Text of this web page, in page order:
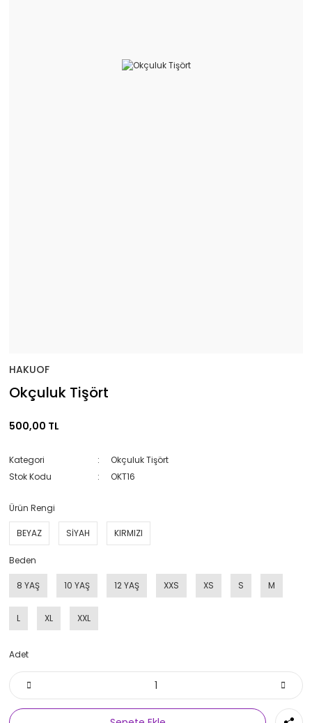
HAKUOF
Okçuluk Tişört
500,00 TL
Kategori
Okçuluk Tişört
Stok Kodu
OKT16
Ürün Rengi
BEYAZ SİYAH KIRMIZI
Beden
8 YAŞ 10 YAŞ 12 YAŞ XXS XS S M
L XL XXL
Adet